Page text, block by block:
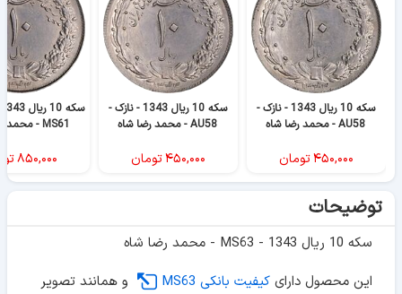
سکه 10 ریال 1343 - نازک -
AU58 - محمد رضا شاه
۴۵۰,۰۰۰تومان
سکه 10 ریال 1343 - نازک -
AU58 - محمد رضا شاه
۴۵۰,۰۰۰تومان
MS61 - محمد رضا شاه
۸۵۰,۰۰۰
توضیحات
سکه 10 ریال 1343 - MS63 - محمد رضا شاه
این محصول دارای کیفیت بانکی MS63
و همانند تصویر